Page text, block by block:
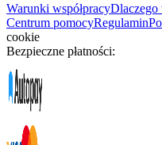
Warunki współpracyDlaczego
Centrum pomocyRegulamin
cookie
Bezpieczne płatności: